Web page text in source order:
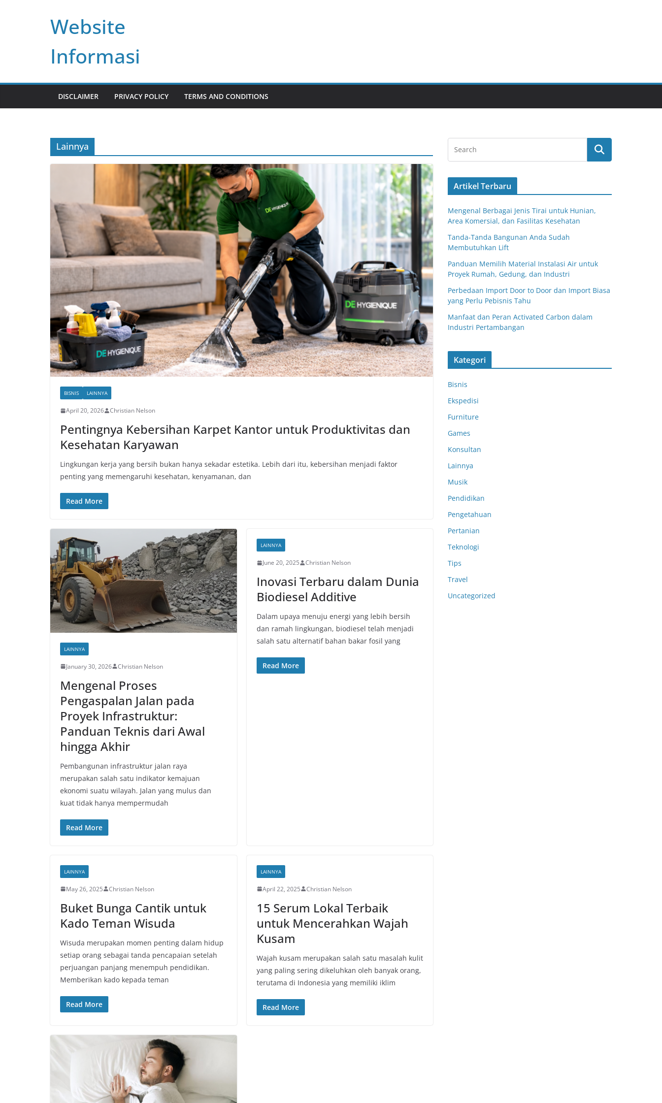
Website
Informasi
DISCLAIMER PRIVACY POLICY TERMS AND CONDITIONS
Lainnya
BISNIS LAINNYA
April 20, 2026 Christian Nelson
Pentingnya Kebersihan Karpet Kantor untuk Produktivitas dan
Kesehatan Karyawan
Lingkungan kerja yang bersih bukan hanya sekadar estetika. Lebih dari itu, kebersihan menjadi faktor
penting yang memengaruhi kesehatan, kenyamanan, dan
Read More
LAINNYA
January 30, 2026 Christian Nelson
Mengenal Proses
Pengaspalan Jalan pada
Proyek Infrastruktur:
Panduan Teknis dari Awal
hingga Akhir
Pembangunan infrastruktur jalan raya
merupakan salah satu indikator kemajuan
ekonomi suatu wilayah. Jalan yang mulus dan
kuat tidak hanya mempermudah
Read More
LAINNYA
June 20, 2025 Christian Nelson
Inovasi Terbaru dalam Dunia
Biodiesel Additive
Dalam upaya menuju energi yang lebih bersih
dan ramah lingkungan, biodiesel telah menjadi
salah satu alternatif bahan bakar fosil yang
Read More
LAINNYA
May 26, 2025 Christian Nelson
Buket Bunga Cantik untuk
Kado Teman Wisuda
Wisuda merupakan momen penting dalam hidup
setiap orang sebagai tanda pencapaian setelah
perjuangan panjang menempuh pendidikan.
Memberikan kado kepada teman
Read More
LAINNYA
April 22, 2025 Christian Nelson
15 Serum Lokal Terbaik
untuk Mencerahkan Wajah
Kusam
Wajah kusam merupakan salah satu masalah kulit
yang paling sering dikeluhkan oleh banyak orang,
terutama di Indonesia yang memiliki iklim
Read More
Artikel Terbaru
Mengenal Berbagai Jenis Tirai untuk Hunian,
Area Komersial, dan Fasilitas Kesehatan
Tanda-Tanda Bangunan Anda Sudah
Membutuhkan Lift
Panduan Memilih Material Instalasi Air untuk
Proyek Rumah, Gedung, dan Industri
Perbedaan Import Door to Door dan Import Biasa
yang Perlu Pebisnis Tahu
Manfaat dan Peran Activated Carbon dalam
Industri Pertambangan
Kategori
Bisnis
Ekspedisi
Furniture
Games
Konsultan
Lainnya
Musik
Pendidikan
Pengetahuan
Pertanian
Teknologi
Tips
Travel
Uncategorized